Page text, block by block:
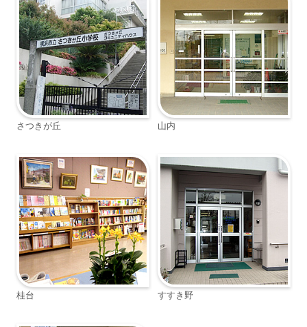
さつきが丘 山内
桂台 すすき野